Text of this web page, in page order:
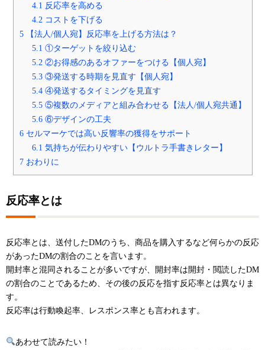
4.1 反応率を高める
4.2 コストを下げる
5【法人/個人宛】反応率を上げる方法は？
5.1 ①ターゲットを絞り込む
5.2 ②お得感のあるオファーをつける【個人宛】
5.3③発送する時期を見直す【個人宛】
5.4④発送するタイミングを見直す
5.5⑤複数のメディアと組み合わせる【法人/個人宛共通】
5.6⑥デザインの工夫
6セルマーケでは高い反響率の獲得をサポート
6.1 気持ちが伝わりやすい【ウルトラ手書きレター】
7おわりに
反応率とは
反応率とは、送付したDMのうち、商品を購入するなど何らかの反応
があったDMの割合のことを言います。
開封率と混同されることが多いですが、開封率は開封・閲読したDM
の割合のことであるため、その後の反応を指す反応率とは異なりま
す。
反応率は行動喚起率、レスポンス率とも言われます。
あわせて読みたい！